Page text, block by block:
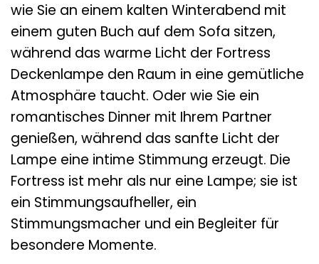
wie Sie an einem kalten Winterabend mit
einem guten Buch auf dem Sofa sitzen,
während das warme Licht der Fortress
Deckenlampe den Raum in eine gemütliche
Atmosphäre taucht. Oder wie Sie ein
romantisches Dinner mit Ihrem Partner
genießen, während das sanfte Licht der
Lampe eine intime Stimmung erzeugt. Die
Fortress ist mehr als nur eine Lampe; sie ist
ein Stimmungsaufheller, ein
Stimmungsmacher und ein Begleiter für
besondere Momente.